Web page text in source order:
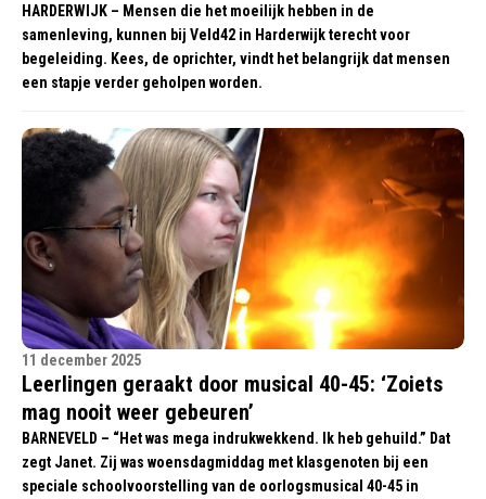
HARDERWIJK – Mensen die het moeilijk hebben in de
samenleving, kunnen bij Veld42 in Harderwijk terecht voor
begeleiding. Kees, de oprichter, vindt het belangrijk dat mensen
een stapje verder geholpen worden.
11 december 2025
Leerlingen geraakt door musical 40-45: ‘Zoiets
mag nooit weer gebeuren’
BARNEVELD – “Het was mega indrukwekkend. Ik heb gehuild.” Dat
zegt Janet. Zij was woensdagmiddag met klasgenoten bij een
speciale schoolvoorstelling van de oorlogsmusical 40-45 in